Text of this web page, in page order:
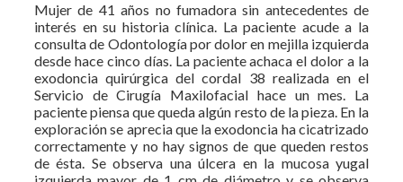
Mujer de 41 años no fumadora sin antecedentes de
interés en su historia clínica. La paciente acude a la
consulta de Odontología por dolor en mejilla izquierda
desde hace cinco días. La paciente achaca el dolor a la
exodoncia quirúrgica del cordal 38 realizada en el
Servicio de Cirugía Maxilofacial hace un mes. La
paciente piensa que queda algún resto de la pieza. En la
exploración se aprecia que la exodoncia ha cicatrizado
correctamente y no hay signos de que queden restos
de ésta. Se observa una úlcera en la mucosa yugal